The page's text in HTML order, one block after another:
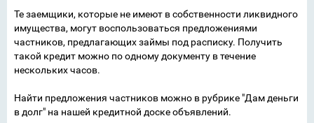
Те заемщики, которые не имеют в собственности ликвидного
имущества, могут воспользоваться предложениями
частников, предлагающих займы под расписку. Получить
такой кредит можно по одному документу в течение
нескольких часов.
Найти предложения частников можно в рубрике "Дам деньги
в долг" на нашей кредитной доске объявлений.